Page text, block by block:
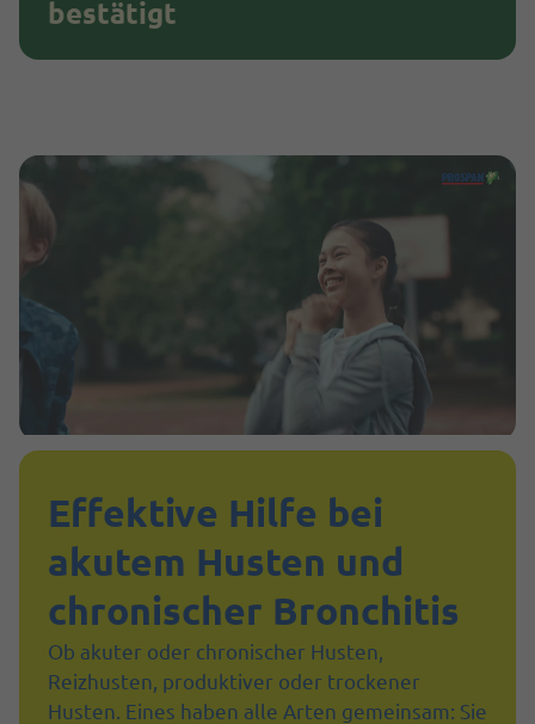
bestätigt
Effektive Hilfe bei
akutem Husten und
chronischer Bronchitis
Ob akuter oder chronischer Husten,
Reizhusten, produktiver oder trockener
Husten. Eines haben alle Arten gemeinsam: Sie